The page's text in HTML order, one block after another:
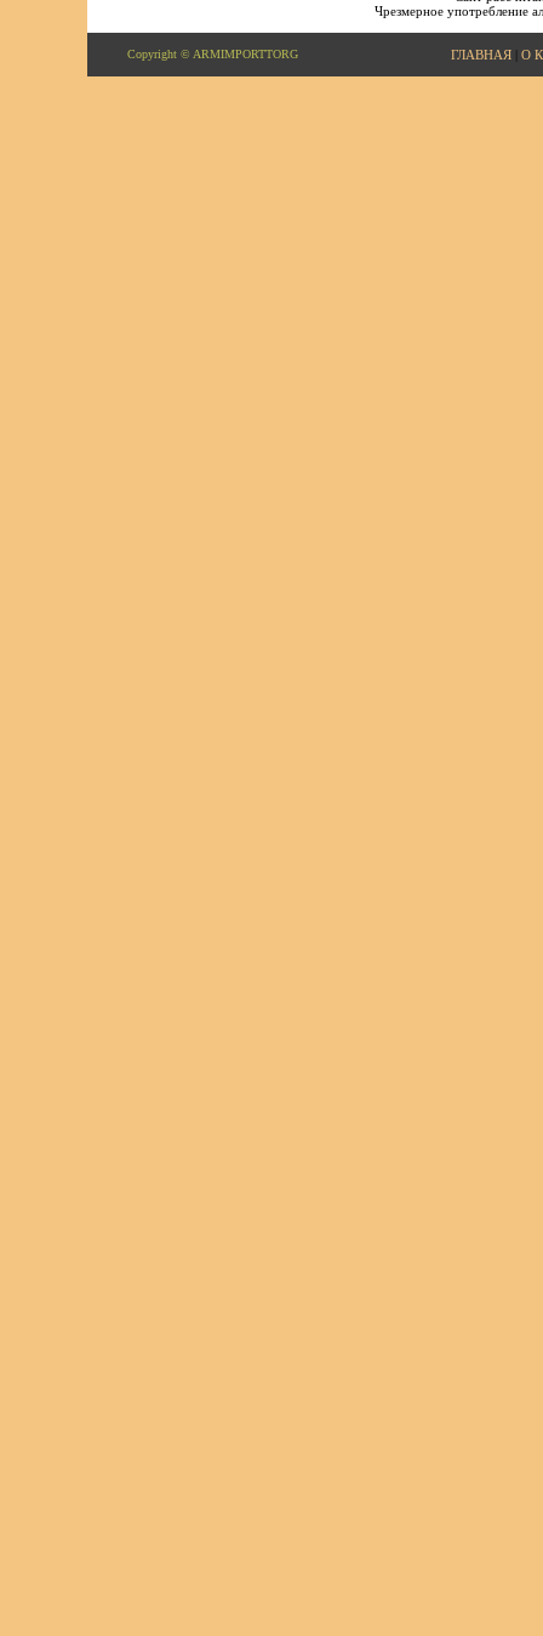
Чрезмерное употребление
Copyright © ARMIMPORTTORG ГЛАВНАЯ| О